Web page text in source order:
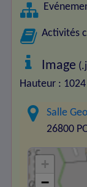
Activités
Image
Hauteur :
Salle
26800
+
−